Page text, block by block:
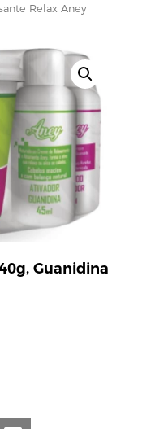
Relax Aney
Guanidina